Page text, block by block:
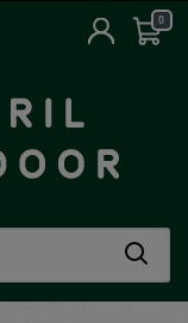
0